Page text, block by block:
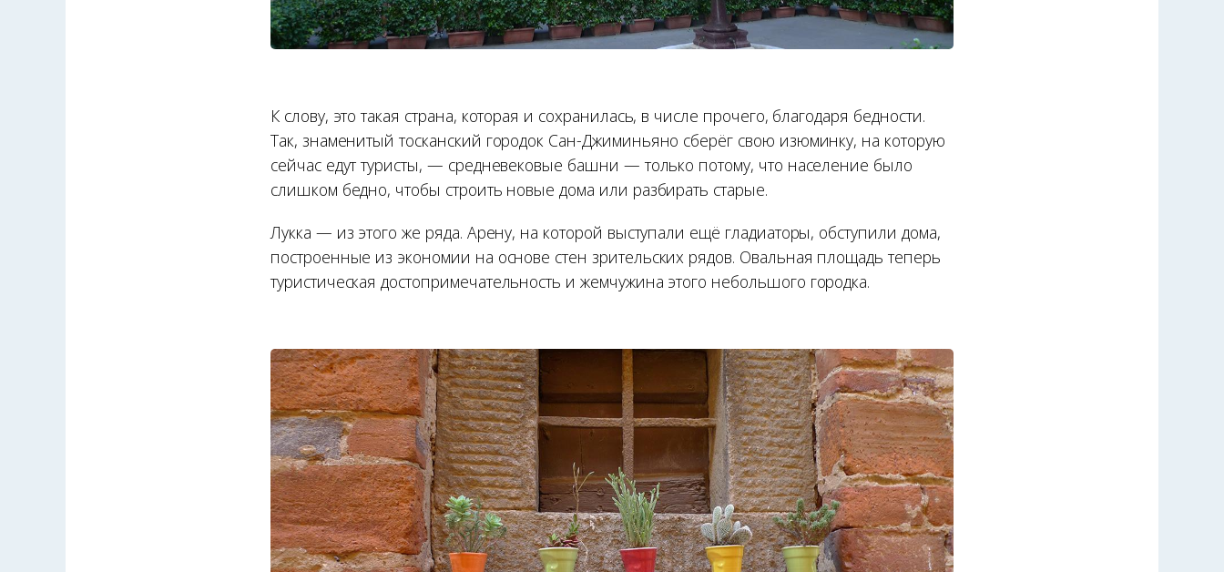
К слову, это такая страна, которая и сохранилась, в числе прочего, благодаря бедности.
Так, знаменитый тосканский городок Сан-Джиминьяно сберёг свою изюминку, на которую
сейчас едут туристы, — средневековые башни — только потому, что население было
слишком бедно, чтобы строить новые дома или разбирать старые.
Лукка — из этого же ряда. Арену, на которой выступали ещё гладиаторы, обступили дома,
построенные из экономии на основе стен зрительских рядов. Овальная площадь теперь
туристическая достопримечательность и жемчужина этого небольшого городка.